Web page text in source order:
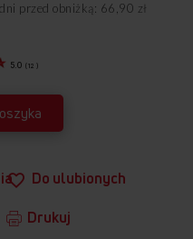
Do ulubionych
Drukuj
5.0 (12 )
przed obniżką: 66,90 zł